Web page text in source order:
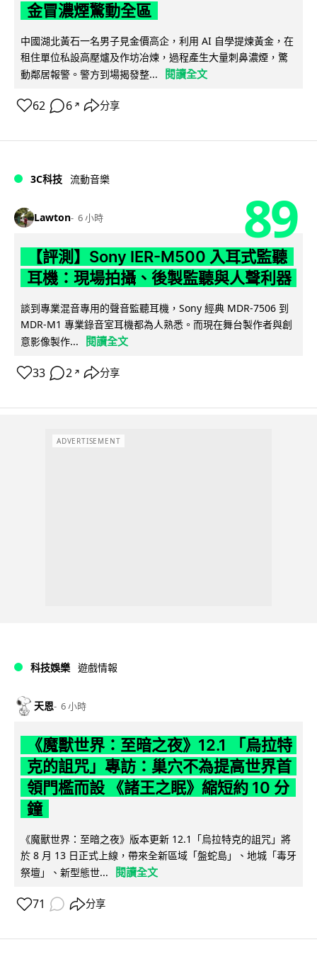
金冒濃煙驚動全區
中國湖北黃石一名男子見金價高企，利用 AI 自學提煉黃金，在
租住單位私設高壓爐及作坊冶煉，過程產生大量刺鼻濃煙，驚
動鄰居報警。警方到場揭發整...
閱讀全文
62 6 ↗ 分享
3C科技 流動音樂
Lawton 6 小時 89
【評測】Sony IER-M500 入耳式監聽
耳機：現場拍攝、後製監聽與人聲利器
談到專業混音專用的聲音監聽耳機，Sony 經典 MDR-7506 到
MDR-M1 專業錄音室耳機都為人熟悉。而現在舞台製作者與創
意影像製作...
閱讀全文
33 2 ↗ 分享
ADVERTISEMENT
科技娛樂 遊戲情報
天恩 6 小時
《魔獸世界：至暗之夜》12.1 「烏拉特
克的詛咒」專訪：巢穴不為提高世界首
領門檻而設 《諸王之眠》縮短約 10 分
鐘
《魔獸世界：至暗之夜》版本更新 12.1「烏拉特克的詛咒」將
於 8 月 13 日正式上線，帶來全新區域「盤蛇島」、地城「毒牙
祭壇」、新型態世...
閱讀全文
71 分享